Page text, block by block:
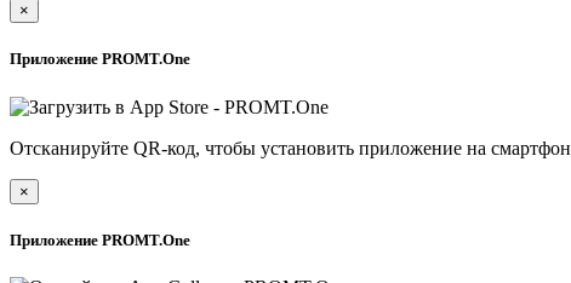
×
Приложение PROMT.One
Отсканируйте QR-код, чтобы установить приложение на смартфон
×
Приложение PROMT.One